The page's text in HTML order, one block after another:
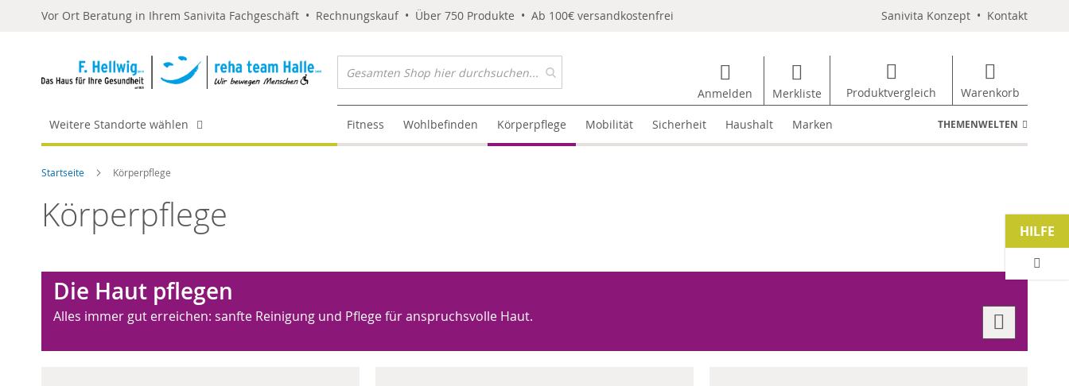
Vor Ort Beratung in Ihrem Sanivita Fachgeschäft • Rechnungskauf • Über 750 Produkte • Ab 100€ versandkostenfrei Sanivita Konzept • Kontakt
Anmelden Merkliste Produktvergleich Warenkorb
Weitere Standorte wählen Fitness Wohlbefinden Körperpflege Mobilität Sicherheit Haushalt Marken THEMENWELTEN
Startseite Körperpflege
Körperpflege
Die Haut pflegen
Alles immer gut erreichen: sanfte Reinigung und Pflege für anspruchsvolle Haut.
HILFE